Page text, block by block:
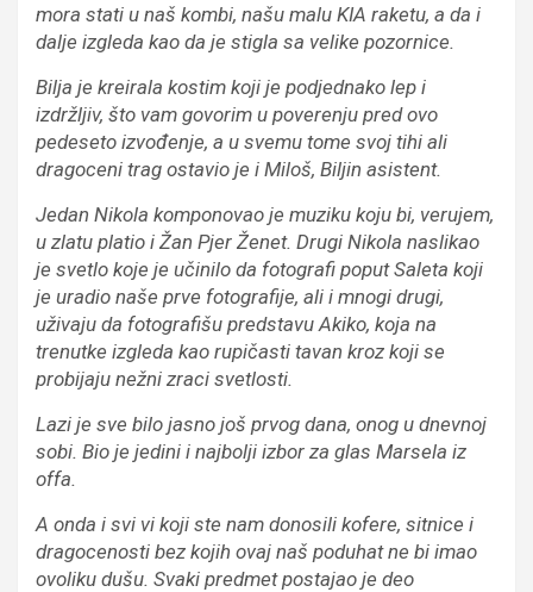
mora stati u naš kombi, našu malu KIA raketu, a da i
dalje izgleda kao da je stigla sa velike pozornice.
Bilja je kreirala kostim koji je podjednako lep i
izdržljiv, što vam govorim u poverenju pred ovo
pedeseto izvođenje, a u svemu tome svoj tihi ali
dragoceni trag ostavio je i Miloš, Biljin asistent.
Jedan Nikola komponovao je muziku koju bi, verujem,
u zlatu platio i Žan Pjer Ženet. Drugi Nikola naslikao
je svetlo koje je učinilo da fotografi poput Saleta koji
je uradio naše prve fotografije, ali i mnogi drugi,
uživaju da fotografišu predstavu Akiko, koja na
trenutke izgleda kao rupičasti tavan kroz koji se
probijaju nežni zraci svetlosti.
Lazi je sve bilo jasno još prvog dana, onog u dnevnoj
sobi. Bio je jedini i najbolji izbor za glas Marsela iz
offa.
A onda i svi vi koji ste nam donosili kofere, sitnice i
dragocenosti bez kojih ovaj naš poduhat ne bi imao
ovoliku dušu. Svaki predmet postajao je deo